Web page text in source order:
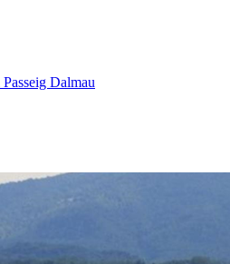
Passeig Dalmau